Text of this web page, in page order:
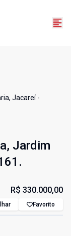
Jacareí -
Jardim
R$ 330.000,00
Favorito